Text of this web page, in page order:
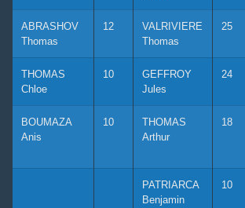
ABRASHOV
Thomas
12
VALRIVIERE
Thomas
25
THOMAS
Chloe
10
GEFFROY
Jules
24
BOUMAZA
Anis
10
THOMAS
Arthur
18
PATRIARCA
Benjamin
10